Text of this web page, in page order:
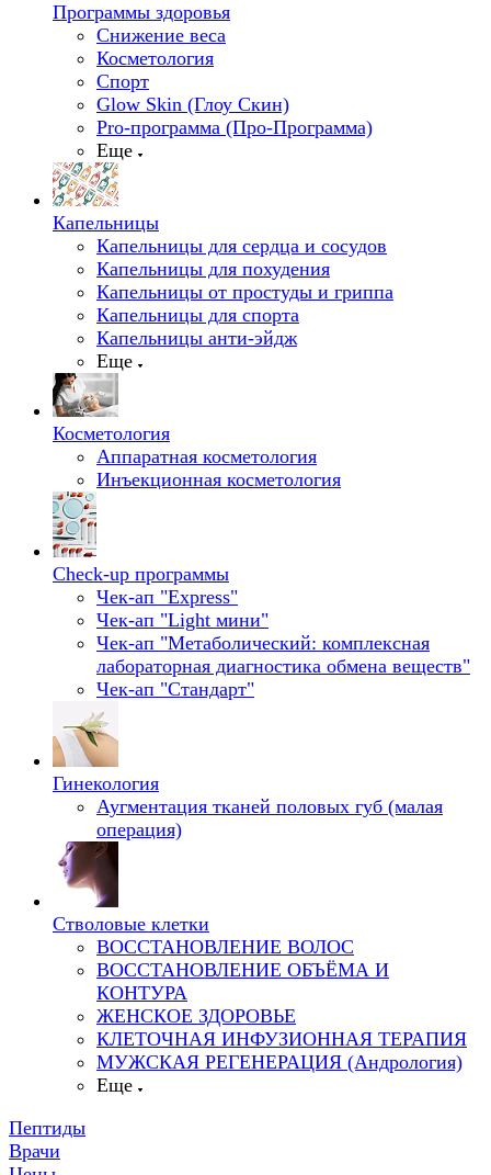
Программы здоровья
Снижение веса
Косметология
Спорт
Glow Skin (Глоу Скин)
Pro-программа (Про-Программа)
Еще
Капельницы
Капельницы для сердца и сосудов
Капельницы для похудения
Капельницы от простуды и гриппа
Капельницы для спорта
Капельницы анти-эйдж
Еще
Косметология
Аппаратная косметология
Инъекционная косметология
Check-up программы
Чек-ап "Express"
Чек-ап "Light мини"
Чек-ап "Метаболический: комплексная
лабораторная диагностика обмена веществ"
Чек-ап "Стандарт"
Гинекология
Аугментация тканей половых губ (малая
операция)
Стволовые клетки
ВОССТАНОВЛЕНИЕ ВОЛОС
ВОССТАНОВЛЕНИЕ ОБЪЁМА И
КОНТУРА
ЖЕНСКОЕ ЗДОРОВЬЕ
КЛЕТОЧНАЯ ИНФУЗИОННАЯ ТЕРАПИЯ
МУЖСКАЯ РЕГЕНЕРАЦИЯ (Андрология)
Еще
Пептиды
Врачи